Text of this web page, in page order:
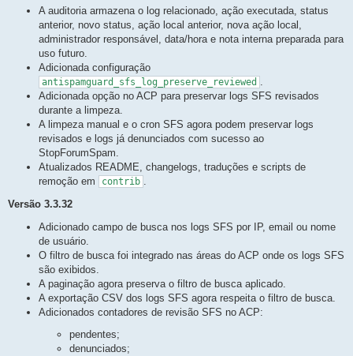
A auditoria armazena o log relacionado, ação executada, status
anterior, novo status, ação local anterior, nova ação local,
administrador responsável, data/hora e nota interna preparada para
uso futuro.
Adicionada configuração
antispamguard_sfs_log_preserve_reviewed
Adicionada opção no ACP para preservar logs SFS revisados
durante a limpeza.
A limpeza manual e o cron SFS agora podem preservar logs
revisados e logs já denunciados com sucesso ao
StopForumSpam.
Atualizados README, changelogs, traduções e scripts de
remoção em
contrib
Versão 3.3.32
Adicionado campo de busca nos logs SFS por IP, email ou nome
de usuário.
O filtro de busca foi integrado nas áreas do ACP onde os logs SFS
são exibidos.
A paginação agora preserva o filtro de busca aplicado.
A exportação CSV dos logs SFS agora respeita o filtro de busca.
Adicionados contadores de revisão SFS no ACP:
pendentes;
denunciados;